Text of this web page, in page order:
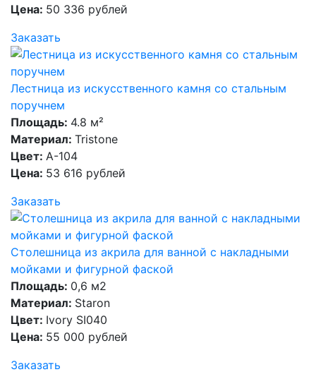
Цена: 50 336 рублей
Заказать
Лестница из искусственного камня со стальным
поручнем
Площадь: 4.8 м²
Материал: Tristone
Цвет: А-104
Цена: 53 616 рублей
Заказать
Столешница из акрила для ванной с накладными
мойками и фигурной фаской
Площадь: 0,6 м2
Материал: Staron
Цвет: Ivory SI040
Цена: 55 000 рублей
Заказать